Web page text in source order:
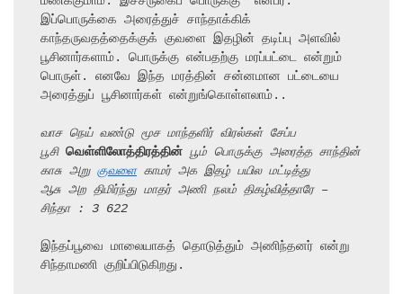
இப்பொருக்கை அரைத்துச் சாந்தாக்கிக்
காந்தருவதத்தைக்குக் குவளை இதழின் தடிப்பு அளவில்
பூசினார்களாம். பொருக்கு என்பதற்கு மரப்பட்டை என்றும்
பொருள். எனவே இந்த மரத்தின் சன்னமான பட்டையை
அரைத்துப் பூசினார்கள் என்றுங்கொள்ளலாம்..
வாச நெய் வண்டு மூச மாந்தளிர் விரல்கள் சேப்ப
பூசி வெள்ளிலோத்திரத்தின் பூம் பொருக்கு அரைத்த சாந்தின்
காசு அறு குவளை காமர் அக இதழ் பயில மட்டித்து
ஆசு அற திமிர்ந்து மாதர் அணி நலம் திகழ்வித்தாரே –
சிந்தா : 3 622
இந்தப்பூவை மாலையாகத் தொடுத்தும் அணிந்தனர் என்று
சிந்தாமணி குறிப்பிடுகிறது.